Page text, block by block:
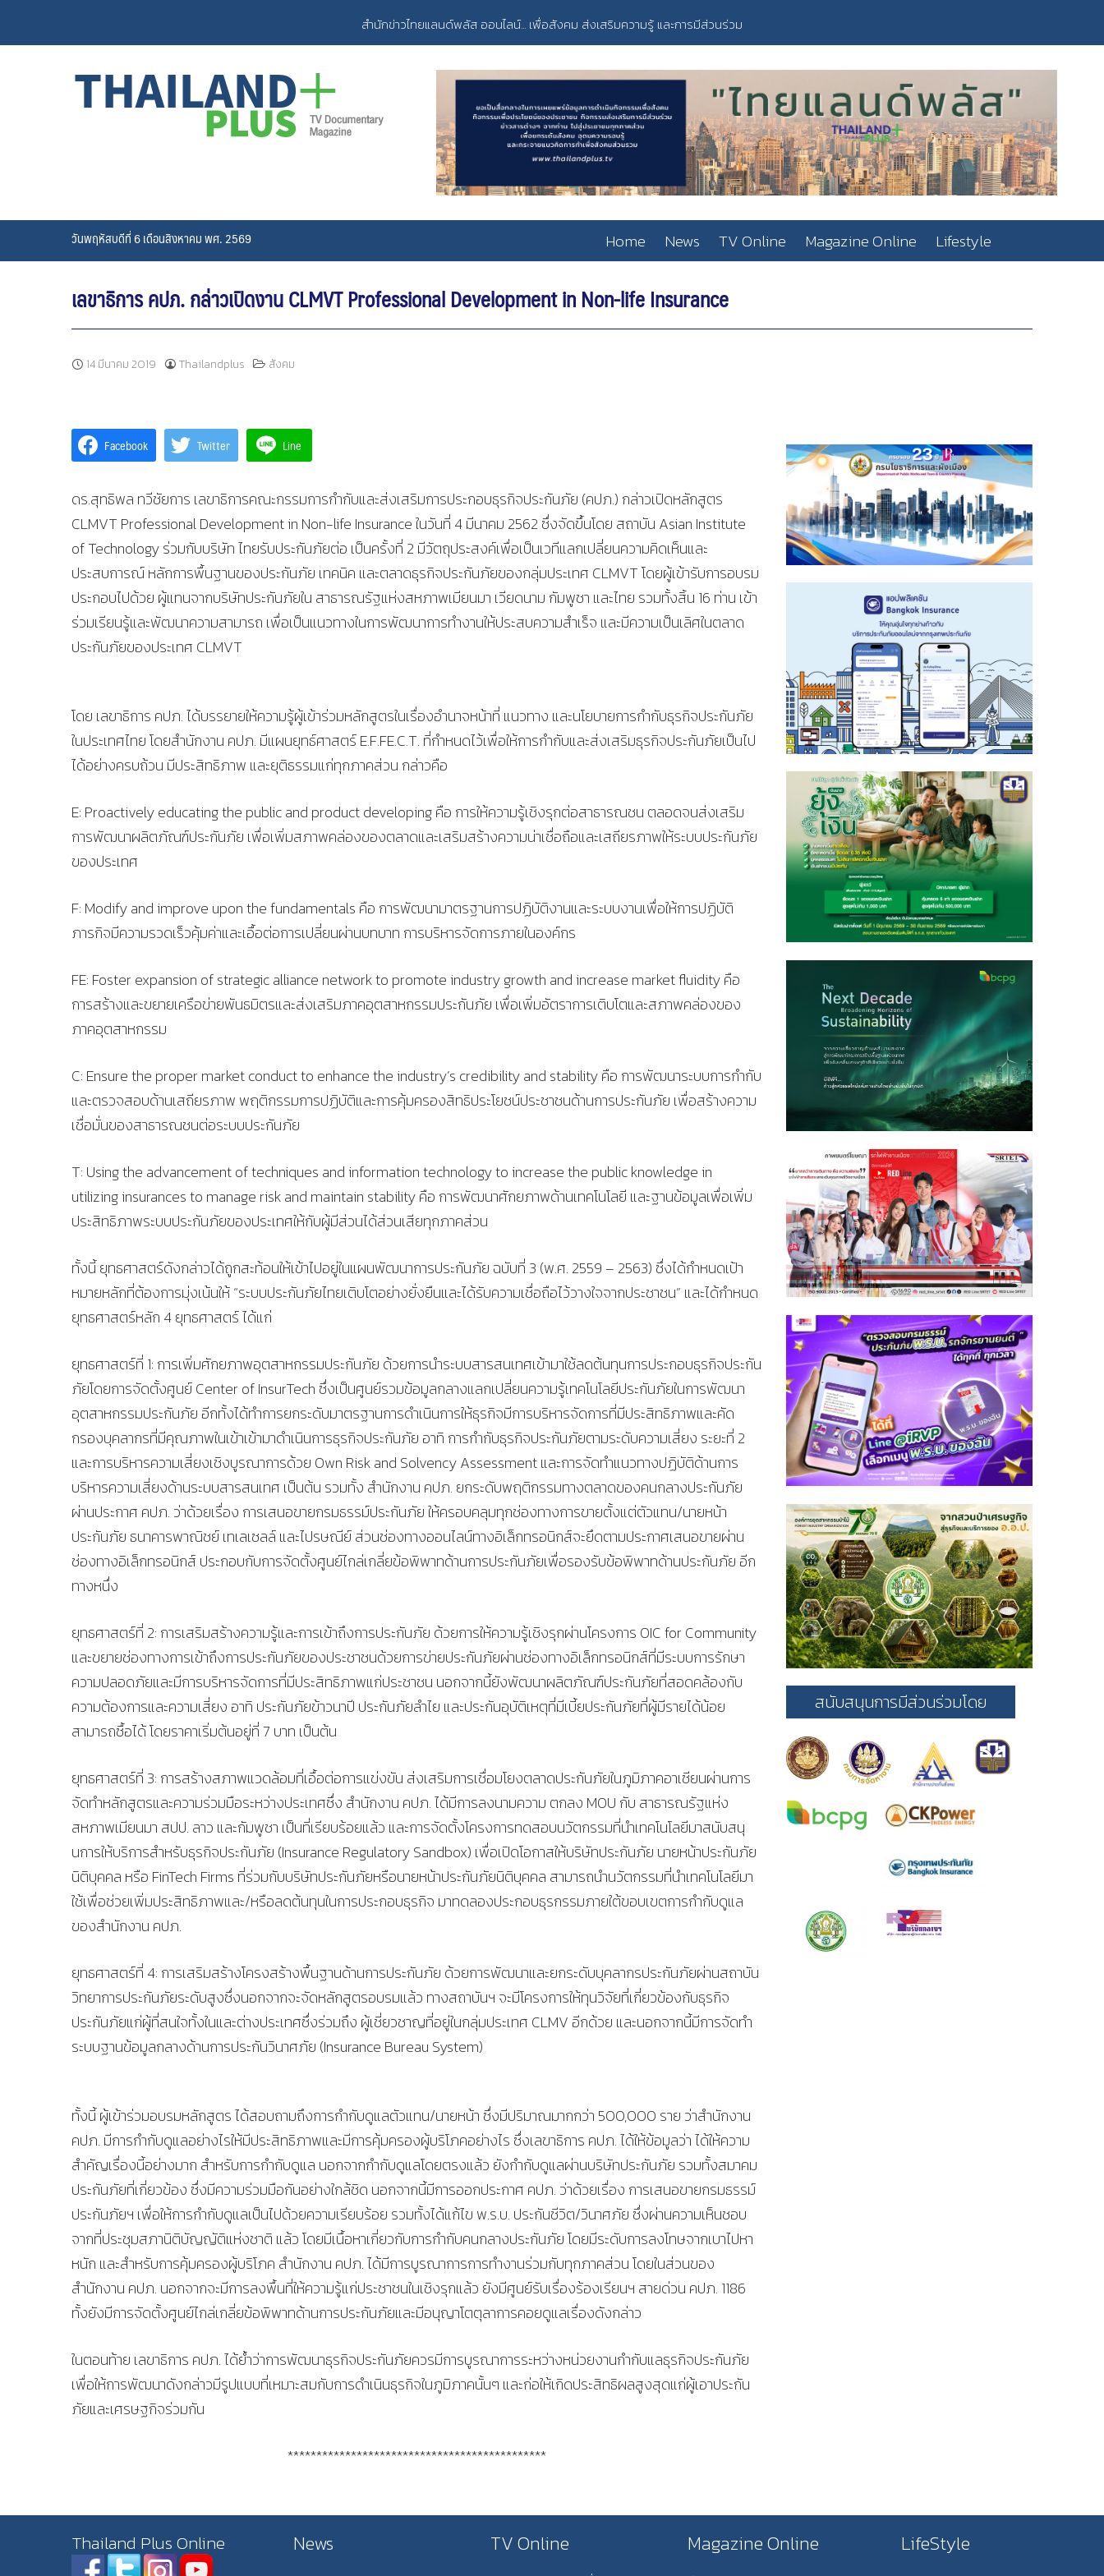
content
สำนักข่าวไทยแลนด์พลัส ออนไลน์... เพื่อสังคม ส่งเสริมความรู้ และการมีส่วนร่วม
วันพฤหัสบดีที่ 6 เดือนสิงหาคม พศ. 2569 Home News TV Online Magazine Online Lifestyle
เลขาธิการ คปภ. กล่าวเปิดงาน CLMVT Professional Development in Non-life Insurance
14 มีนาคม 2019 Thailandplus สังคม
Facebook Twitter Line
ดร.สุทธิพล ทวีชัยการ เลขาธิการคณะกรรมการกำกับและส่งเสริมการประกอบธุรกิจประกันภัย (คปภ.) กล่าวเปิดหลักสูตร
CLMVT Professional Development in Non-life Insurance ในวันที่ 4 มีนาคม 2562 ซึ่งจัดขึ้นโดย สถาบัน Asian Institute
of Technology ร่วมกับบริษัท ไทยรับประกันภัยต่อ เป็นครั้งที่ 2 มีวัตถุประสงค์เพื่อเป็นเวทีแลกเปลี่ยนความคิดเห็นและ
ประสบการณ์ หลักการพื้นฐานของประกันภัย เทคนิค และตลาดธุรกิจประกันภัยของกลุ่มประเทศ CLMVT โดยผู้เข้ารับการอบรม
ประกอบไปด้วย ผู้แทนจากบริษัทประกันภัยใน สาธารณรัฐแห่งสหภาพเมียนมา เวียดนาม กัมพูชา และไทย รวมทั้งสิ้น 16 ท่าน เข้า
ร่วมเรียนรู้และพัฒนาความสามารถ เพื่อเป็นแนวทางในการพัฒนาการทำงานให้ประสบความสำเร็จ และมีความเป็นเลิศในตลาด
ประกันภัยของประเทศ CLMVT
โดย เลขาธิการ คปภ. ได้บรรยายให้ความรู้ผู้เข้าร่วมหลักสูตรในเรื่องอำนาจหน้าที่ แนวทาง และนโยบายการกำกับธุรกิจประกันภัย
ในประเทศไทย โดยสำนักงาน คปภ. มีแผนยุทธ์ศาสตร์ E.F.FE.C.T. ที่กำหนดไว้เพื่อให้การกำกับและส่งเสริมธุรกิจประกันภัยเป็นไป
ได้อย่างครบถ้วน มีประสิทธิภาพ และยุติธรรมแก่ทุกภาคส่วน กล่าวคือ
E: Proactively educating the public and product developing คือ การให้ความรู้เชิงรุกต่อสาธารณชน ตลอดจนส่งเสริม
การพัฒนาผลิตภัณฑ์ประกันภัย เพื่อเพิ่มสภาพคล่องของตลาดและเสริมสร้างความน่าเชื่อถือและเสถียรภาพให้ระบบประกันภัย
ของประเทศ
F: Modify and improve upon the fundamentals คือ การพัฒนามาตรฐานการปฏิบัติงานและระบบงานเพื่อให้การปฏิบัติ
ภารกิจมีความรวดเร็วคุ้มค่าและเอื้อต่อการเปลี่ยนผ่านบทบาท การบริหารจัดการภายในองค์กร
FE: Foster expansion of strategic alliance network to promote industry growth and increase market fluidity คือ
การสร้างและขยายเครือข่ายพันธมิตรและส่งเสริมภาคอุตสาหกรรมประกันภัย เพื่อเพิ่มอัตราการเติบโตและสภาพคล่องของ
ภาคอุตสาหกรรม
C: Ensure the proper market conduct to enhance the industry’s credibility and stability คือ การพัฒนาระบบการกำกับ
และตรวจสอบด้านเสถียรภาพ พฤติกรรมการปฏิบัติและการคุ้มครองสิทธิประโยชน์ประชาชนด้านการประกันภัย เพื่อสร้างความ
เชื่อมั่นของสาธารณชนต่อระบบประกันภัย
T: Using the advancement of techniques and information technology to increase the public knowledge in
utilizing insurances to manage risk and maintain stability คือ การพัฒนาศักยภาพด้านเทคโนโลยี และฐานข้อมูลเพื่อเพิ่ม
ประสิทธิภาพระบบประกันภัยของประเทศให้กับผู้มีส่วนได้ส่วนเสียทุกภาคส่วน
ทั้งนี้ ยุทธศาสตร์ดังกล่าวได้ถูกสะท้อนให้เข้าไปอยู่ในแผนพัฒนาการประกันภัย ฉบับที่ 3 (พ.ศ. 2559 – 2563) ซึ่งได้กำหนดเป้า
หมายหลักที่ต้องการมุ่งเน้นให้ “ระบบประกันภัยไทยเติบโตอย่างยั่งยืนและได้รับความเชื่อถือไว้วางใจจากประชาชน” และได้กำหนด
ยุทธศาสตร์หลัก 4 ยุทธศาสตร์ ได้แก่
ยุทธศาสตร์ที่ 1: การเพิ่มศักยภาพอุตสาหกรรมประกันภัย ด้วยการนำระบบสารสนเทศเข้ามาใช้ลดต้นทุนการประกอบธุรกิจประกัน
ภัยโดยการจัดตั้งศูนย์ Center of InsurTech ซึ่งเป็นศูนย์รวมข้อมูลกลางแลกเปลี่ยนความรู้เทคโนโลยีประกันภัยในการพัฒนา
อุตสาหกรรมประกันภัย อีกทั้งได้ทำการยกระดับมาตรฐานการดำเนินการให้ธุรกิจมีการบริหารจัดการที่มีประสิทธิภาพและคัด
กรองบุคลากรที่มีคุณภาพในเข้าเข้ามาดำเนินการธุรกิจประกันภัย อาทิ การกำกับธุรกิจประกันภัยตามระดับความเสี่ยง ระยะที่ 2
และการบริหารความเสี่ยงเชิงบูรณาการด้วย Own Risk and Solvency Assessment และการจัดทำแนวทางปฏิบัติด้านการ
บริหารความเสี่ยงด้านระบบสารสนเทศ เป็นต้น รวมทั้ง สำนักงาน คปภ. ยกระดับพฤติกรรมทางตลาดของคนกลางประกันภัย
ผ่านประกาศ คปภ. ว่าด้วยเรื่อง การเสนอขายกรมธรรม์ประกันภัย ให้ครอบคลุมทุกช่องทางการขายตั้งแต่ตัวแทน/นายหน้า
ประกันภัย ธนาคารพาณิชย์ เทเลเซลล์ และไปรษณีย์ ส่วนช่องทางออนไลน์ทางอิเล็กทรอนิกส์จะยึดตามประกาศเสนอขายผ่าน
ช่องทางอิเล็กทรอนิกส์ ประกอบกับการจัดตั้งศูนย์ไกล่เกลี่ยข้อพิพาทด้านการประกันภัยเพื่อรองรับข้อพิพาทด้านประกันภัย อีก
ทางหนึ่ง
ยุทธศาสตร์ที่ 2: การเสริมสร้างความรู้และการเข้าถึงการประกันภัย ด้วยการให้ความรู้เชิงรุกผ่านโครงการ OIC for Community
และขยายช่องทางการเข้าถึงการประกันภัยของประชาชนด้วยการข่ายประกันภัยผ่านช่องทางอิเล็กทรอนิกส์ที่มีระบบการรักษา
ความปลอดภัยและมีการบริหารจัดการที่มีประสิทธิภาพแก่ประชาชน นอกจากนี้ยังพัฒนาผลิตภัณฑ์ประกันภัยที่สอดคล้องกับ
ความต้องการและความเสี่ยง อาทิ ประกันภัยข้าวนาปี ประกันภัยลำไย และประกันอุบัติเหตุที่มีเบี้ยประกันภัยที่ผู้มีรายได้น้อย
สามารถซื้อได้ โดยราคาเริ่มต้นอยู่ที่ 7 บาท เป็นต้น
ยุทธศาสตร์ที่ 3: การสร้างสภาพแวดล้อมที่เอื้อต่อการแข่งขัน ส่งเสริมการเชื่อมโยงตลาดประกันภัยในภูมิภาคอาเซียนผ่านการ
จัดทำหลักสูตรและความร่วมมือระหว่างประเทศซึ่ง สำนักงาน คปภ. ได้มีการลงนามความ ตกลง MOU กับ สาธารณรัฐแห่ง
สหภาพเมียนมา สปป. ลาว และกัมพูชา เป็นที่เรียบร้อยแล้ว และการจัดตั้งโครงการทดสอบนวัตกรรมที่นำเทคโนโลยีมาสนับสนุ
นการให้บริการสำหรับธุรกิจประกันภัย (Insurance Regulatory Sandbox) เพื่อเปิดโอกาสให้บริษัทประกันภัย นายหน้าประกันภัย
นิติบุคคล หรือ FinTech Firms ที่ร่วมกับบริษัทประกันภัยหรือนายหน้าประกันภัยนิติบุคคล สามารถนำนวัตกรรมที่นำเทคโนโลยีมา
ใช้เพื่อช่วยเพิ่มประสิทธิภาพและ/หรือลดต้นทุนในการประกอบธุรกิจ มาทดลองประกอบธุรกรรมภายใต้ขอบเขตการกำกับดูแล
ของสำนักงาน คปภ.
ยุทธศาสตร์ที่ 4: การเสริมสร้างโครงสร้างพื้นฐานด้านการประกันภัย ด้วยการพัฒนาและยกระดับบุคลากรประกันภัยผ่านสถาบัน
วิทยาการประกันภัยระดับสูงซึ่งนอกจากจะจัดหลักสูตรอบรมแล้ว ทางสถาบันฯ จะมีโครงการให้ทุนวิจัยที่เกี่ยวข้องกับธุรกิจ
ประกันภัยแก่ผู้ที่สนใจทั้งในและต่างประเทศซึ่งร่วมถึง ผู้เชี่ยวชาญที่อยู่ในกลุ่มประเทศ CLMV อีกด้วย และนอกจากนี้มีการจัดทำ
ระบบฐานข้อมูลกลางด้านการประกันวินาศภัย (Insurance Bureau System)
ทั้งนี้ ผู้เข้าร่วมอบรมหลักสูตร ได้สอบถามถึงการกำกับดูแลตัวแทน/นายหน้า ซึ่งมีปริมาณมากกว่า 500,000 ราย ว่าสำนักงาน
คปภ. มีการกำกับดูแลอย่างไรให้มีประสิทธิภาพและมีการคุ้มครองผู้บริโภคอย่างไร ซึ่งเลขาธิการ คปภ. ได้ให้ข้อมูลว่า ได้ให้ความ
สำคัญเรื่องนี้อย่างมาก สำหรับการกำกับดูแล นอกจากกำกับดูแลโดยตรงแล้ว ยังกำกับดูแลผ่านบริษัทประกันภัย รวมทั้งสมาคม
ประกันภัยที่เกี่ยวข้อง ซึ่งมีความร่วมมือกันอย่างใกล้ชิด นอกจากนี้มีการออกประกาศ คปภ. ว่าด้วยเรื่อง การเสนอขายกรมธรรม์
ประกันภัยฯ เพื่อให้การกำกับดูแลเป็นไปด้วยความเรียบร้อย รวมทั้งได้แก้ไข พ.ร.บ. ประกันชีวิต/วินาศภัย ซึ่งผ่านความเห็นชอบ
จากที่ประชุมสภานิติบัญญัติแห่งชาติ แล้ว โดยมีเนื้อหาเกี่ยวกับการกำกับคนกลางประกันภัย โดยมีระดับการลงโทษจากเบาไปหา
หนัก และสำหรับการคุ้มครองผู้บริโภค สำนักงาน คปภ. ได้มีการบูรณาการการทำงานร่วมกับทุกภาคส่วน โดยในส่วนของ
สำนักงาน คปภ. นอกจากจะมีการลงพื้นที่ให้ความรู้แก่ประชาชนในเชิงรุกแล้ว ยังมีศูนย์รับเรื่องร้องเรียนฯ สายด่วน คปภ. 1186
ทั้งยังมีการจัดตั้งศูนย์ไกล่เกลี่ยข้อพิพาทด้านการประกันภัยและมีอนุญาโตตุลาการคอยดูแลเรื่องดังกล่าว
ในตอนท้าย เลขาธิการ คปภ. ได้ย้ำว่าการพัฒนาธุรกิจประกันภัยควรมีการบูรณาการระหว่างหน่วยงานกำกับแลธุรกิจประกันภัย
เพื่อให้การพัฒนาดังกล่าวมีรูปแบบที่เหมาะสมกับการดำเนินธุรกิจในภูมิภาคนั้นๆ และก่อให้เกิดประสิทธิผลสูงสุดแก่ผู้เอาประกัน
ภัยและเศรษฐกิจร่วมกัน
*********************************************
สนับสนุนการมีส่วนร่วมโดย
Thailand Plus Online News TV Online Magazine Online LifeStyle